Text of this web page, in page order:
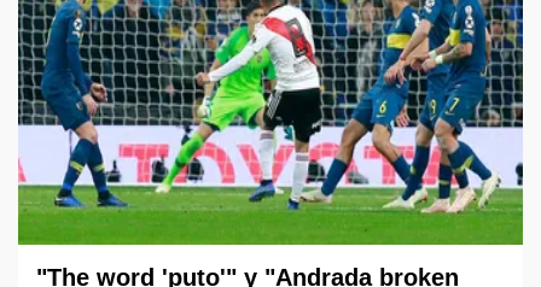
"The word 'puto'" y "Andrada broken